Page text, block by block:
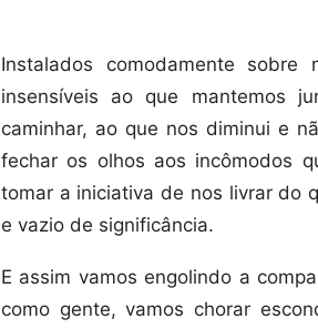
Instalados comodamente sobre
insensíveis ao que mantemos
caminhar, ao que nos diminui e
fechar os olhos aos incômodos
tomar a iniciativa de nos livrar do
e vazio de significância.
E assim vamos engolindo a
como gente, vamos chorar